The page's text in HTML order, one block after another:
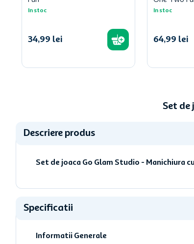
In stoc
34,99 lei
In stoc
64,99 lei
Set de
Descriere produs
Set de joaca Go Glam Studio - Manichiura
Specificatii
Informatii Generale